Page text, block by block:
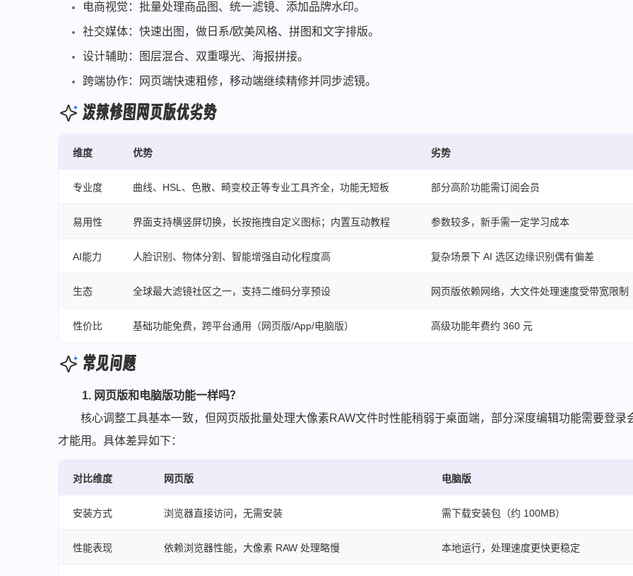
电商视觉：批量处理商品图、统一滤镜、添加品牌水印。
社交媒体：快速出图，做日系/欧美风格、拼图和文字排版。
设计辅助：图层混合、双重曝光、海报拼接。
跨端协作：网页端快速粗修，移动端继续精修并同步滤镜。
泼辣修图网页版优劣势
维度 优势 劣势
专业度 曲线、HSL、色散、畸变校正等专业工具齐全，功能无短板 部分高阶功能需订阅会员
易用性 界面支持横竖屏切换，长按拖拽自定义图标；内置互动教程 参数较多，新手需一定学习成本
AI能力 人脸识别、物体分割、智能增强自动化程度高 复杂场景下 AI 选区边缘识别偶有偏差
生态 全球最大滤镜社区之一，支持二维码分享预设 网页版依赖网络，大文件处理速度受带宽限制
性价比 基础功能免费，跨平台通用（网页版/App/电脑版） 高级功能年费约 360 元
常见问题
1. 网页版和电脑版功能一样吗？
核心调整工具基本一致，但网页版批量处理大像素RAW文件时性能稍弱于桌面端，部分深度编辑功能需要登录
才能用。具体差异如下：
对比维度 网页版 电脑版
安装方式 浏览器直接访问，无需安装 需下载安装包（约 100MB）
性能表现 依赖浏览器性能，大像素 RAW 处理略慢 本地运行，处理速度更快更稳定